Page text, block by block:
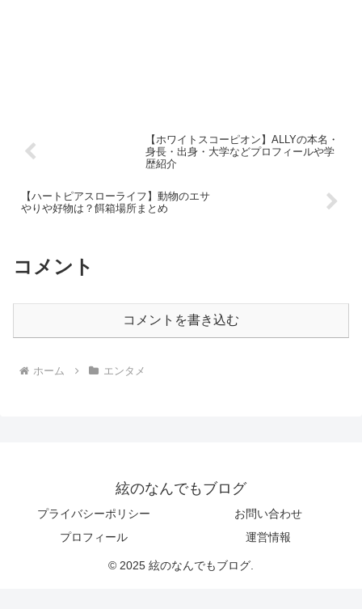
【ホワイトスコーピオン】ALLYの本名・
身長・出身・大学などプロフィールや学
歴紹介
【ハートピアスローライフ】動物のエサ
やりや好物は？餌箱場所まとめ
コメント
コメントを書き込む
ホーム エンタメ
絃のなんでもブログ
プライバシーポリシー
お問い合わせ
プロフィール
運営情報
© 2025 絃のなんでもブログ.